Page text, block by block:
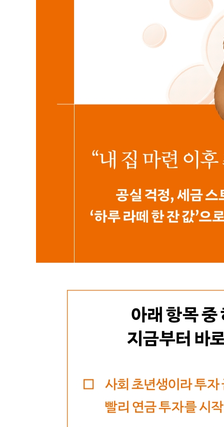
- 밤잠 설치며 주식 하는 나, 세금으로 얼마나 잃고 있을
- 연금 시작 전, 무조건 ‘ISA 통장’부터 뚫어야 하는 이유
- 세금은 깎고 이익은 합쳐주는 ISA 통장의 진짜 혜택은?
- 뿔뿔이 흩어진 내 연금 조각들, 싹 다 긁어모으는 방법
- 은퇴 후 월 300만 원 든다는데, 나는 얼마를 더 모아야
- 연금저축, IRP… 내 상황엔 뭐부터 만드는 게 유리할까
[연금 119 ②] 자녀가 성인이 되기 전, 이 계좌부터 준비
3부 하락장에도 끄떡없다! 든든한 연금 포트폴리오
6장 주식 폭락장에도 내 노후 자금은 무사할 수 있을까?
- 남들이 공포에 질려 던질 때, 나는 매수 타이밍을 어떻
7장 매달 15만 원, 애들 학원비 쪼개서 넣어도 투자가 될
- 샀으면 끝? 틀어진 계좌 비율을 제자리로 돌려놓는 기
[연금 119 ③] 목돈이 생겼을 때, 이렇게 투자하세요